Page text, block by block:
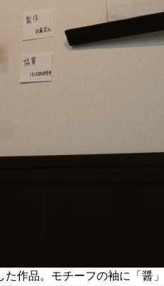
作品。モチーフの袖に「醤